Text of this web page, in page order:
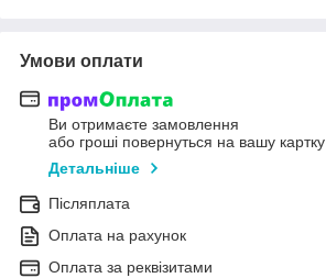
Умови оплати
Ви отримаєте замовлення
або гроші повернуться на вашу картку
Детальніше
Післяплата
Оплата на рахунок
Оплата за реквізитами